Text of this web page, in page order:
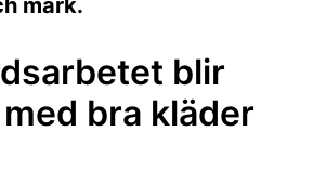
blir
bra kläder